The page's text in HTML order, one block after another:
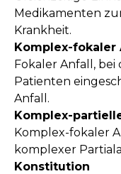
Medikamenten
Krankheit.
Komplex-fokaler
Fokaler Anfall, bei
Patienten
Anfall.
Komplex-
Komplex-fokaler
komplexer
Konstitution